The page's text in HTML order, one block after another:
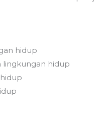
hidup
lingkungan hidup